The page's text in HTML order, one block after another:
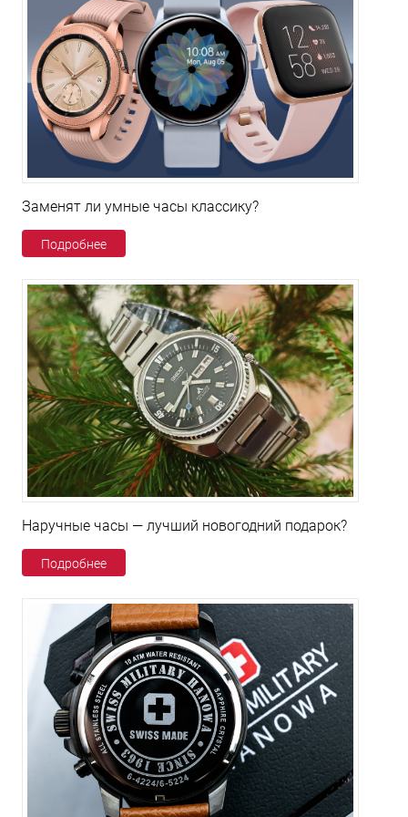
Заменят ли умные часы классику?
Подробнее
Наручные часы — лучший новогодний подарок?
Подробнее